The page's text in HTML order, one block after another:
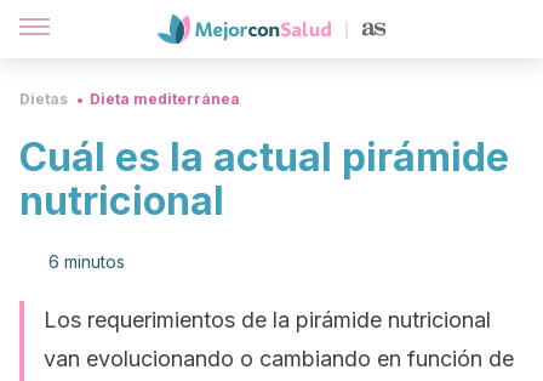
Dietas Dieta mediterránea
Cuál es la actual pirámide
nutricional
6 minutos
Los requerimientos de la pirámide nutricional
van evolucionando o cambiando en función de